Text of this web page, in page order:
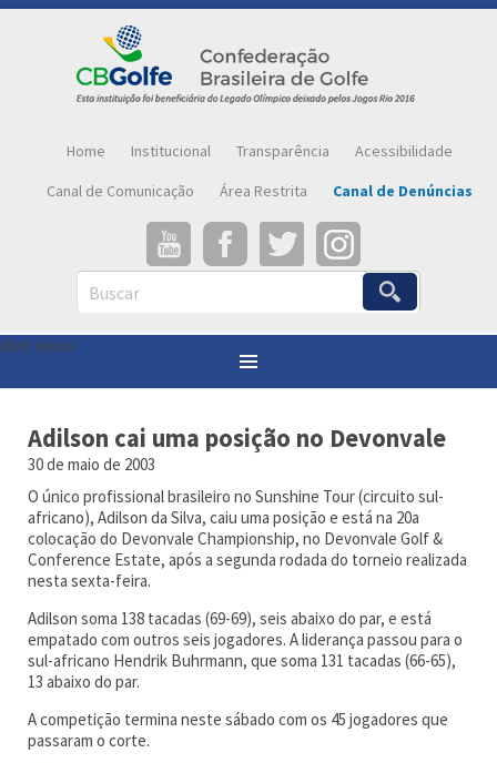
Home Institucional Transparência
Acessibilidade
Canal de Comunicação
Área Restrita Canal de Denúncias
Buscar
Abrir menu
Você está aqui: Notícias
Adilson cai uma posição no Devonvale
Adilson cai uma posição no Devonvale
30 de maio de 2003
O único profissional brasileiro no Sunshine Tour (circuito sul-
africano), Adilson da Silva, caiu uma posição e está na 20a
colocação do Devonvale Championship, no Devonvale Golf &
Conference Estate, após a segunda rodada do torneio realizada
nesta sexta-feira.
Adilson soma 138 tacadas (69-69), seis abaixo do par, e está
empatado com outros seis jogadores. A liderança passou para o
sul-africano Hendrik Buhrmann, que soma 131 tacadas (66-65),
13 abaixo do par.
A competição termina neste sábado com os 45 jogadores que
passaram o corte.